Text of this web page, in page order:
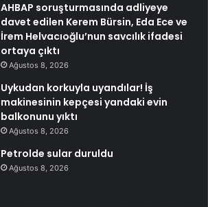
AHBAP soruşturmasında adliyeye
davet edilen Kerem Bürsin, Eda Ece ve
İrem Helvacıoğlu’nun savcılık ifadesi
ortaya çıktı
Ağustos 8, 2026
Uykudan korkuyla uyandılar! İş
makinesinin kepçesi yandaki evin
balkonunu yıktı
Ağustos 8, 2026
Petrolde sular duruldu
Ağustos 8, 2026